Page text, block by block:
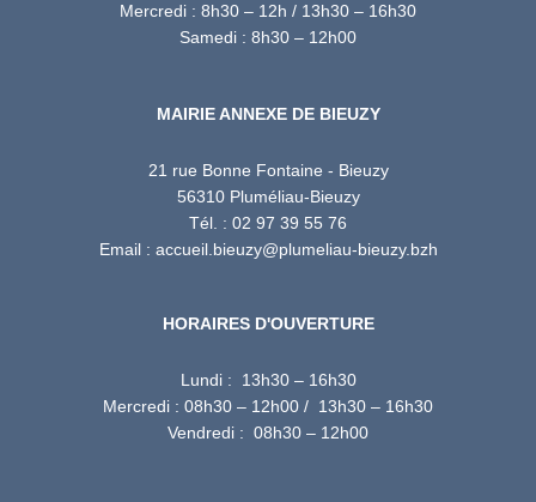
Mercredi : 8h30 – 12h / 13h30 – 16h30
Samedi : 8h30 – 12h00
MAIRIE ANNEXE DE BIEUZY
21 rue Bonne Fontaine - Bieuzy
56310 Pluméliau-Bieuzy
Tél. : 02 97 39 55 76
Email : accueil.bieuzy@plumeliau-bieuzy.bzh
HORAIRES D'OUVERTURE
Lundi : 13h30 – 16h30
Mercredi : 08h30 – 12h00 / 13h30 – 16h30
Vendredi : 08h30 – 12h00